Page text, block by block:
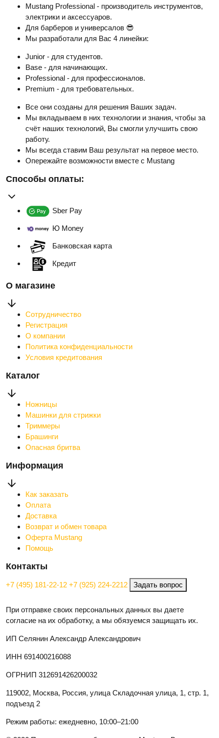
Mustang Professional - производитель инструментов,
электрики и аксессуаров.
Для барберов и универсалов 😎
Мы разработали для Вас 4 линейки:
Junior - для студентов.
Base - для начинающих.
Professional - для профессионалов.
Premium - для требовательных.
Все они созданы для решения Ваших задач.
Мы вкладываем в них технологии и знания, чтобы за
счёт наших технологий, Вы смогли улучшить свою
работу.
Мы всегда ставим Ваш результат на первое место.
Опережайте возможности вместе с Mustang
Способы оплаты:
Sber Pay
Ю Money
Банковская карта
Кредит
О магазине
Сотрудничество
Регистрация
О компании
Политика конфиденциальности
Условия кредитования
Каталог
Ножницы
Машинки для стрижки
Триммеры
Брашинги
Опасная бритва
Информация
Как заказать
Оплата
Доставка
Возврат и обмен товара
Оферта Mustang
Помощь
Контакты
+7 (495) 181-22-12 +7 (925) 224-2212 Задать вопрос
При отправке своих персональных данных вы даете
согласие на их обработку, а мы обязуемся защищать их.
ИП Селянин Александр Александрович
ИНН 691400216088
ОГРНИП 312691426200032
119002, Москва, Россия, улица Складочная улица, 1, стр. 1,
подъезд 2
Режим работы: ежедневно, 10:00–21:00